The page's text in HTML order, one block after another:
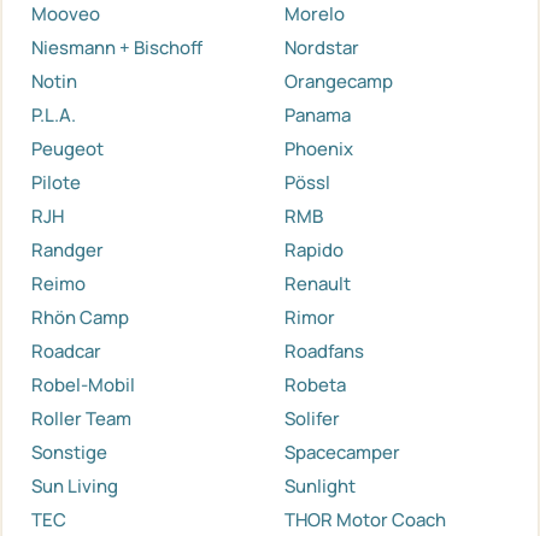
Mooveo
Morelo
Niesmann + Bischoff
Nordstar
Notin
Orangecamp
P.L.A.
Panama
Peugeot
Phoenix
Pilote
Pössl
RJH
RMB
Randger
Rapido
Reimo
Renault
Rhön Camp
Rimor
Roadcar
Roadfans
Robel-Mobil
Robeta
Roller Team
Solifer
Sonstige
Spacecamper
Sun Living
Sunlight
TEC
THOR Motor Coach